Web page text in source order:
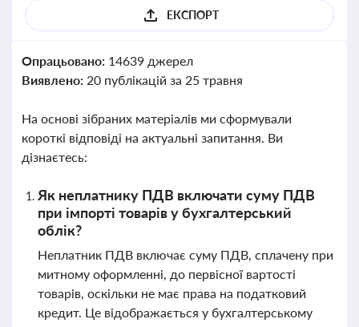
ЕКСПОРТ
Опрацьовано: 14639 джерел
Виявлено: 20 публікацій за 25 травня
На основі зібраних матеріалів ми сформували
короткі відповіді на актуальні запитання. Ви
дізнаєтесь:
Як неплатнику ПДВ включати суму ПДВ
при імпорті товарів у бухгалтерський
облік?
Неплатник ПДВ включає суму ПДВ, сплачену при
митному оформленні, до первісної вартості
товарів, оскільки не має права на податковий
кредит. Це відображається у бухгалтерському